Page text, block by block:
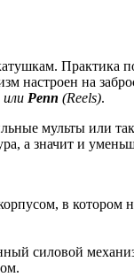
Практика
настроен на
или Penn (Reels).
мульты или
а значит и
в
силовой